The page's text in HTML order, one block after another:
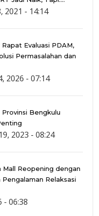
2021 - 14:14
Evaluasi PDAM,
Permasalahan dan
2026 - 07:14
Bengkulu
2023 - 08:24
Reopening dengan
Relaksasi
- 06:38